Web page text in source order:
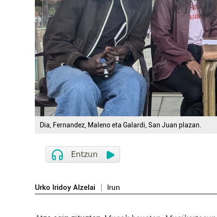
Dia, Fernandez, Maleno eta Galardi, San Juan plazan.
Urko Iridoy Alzelai Irun